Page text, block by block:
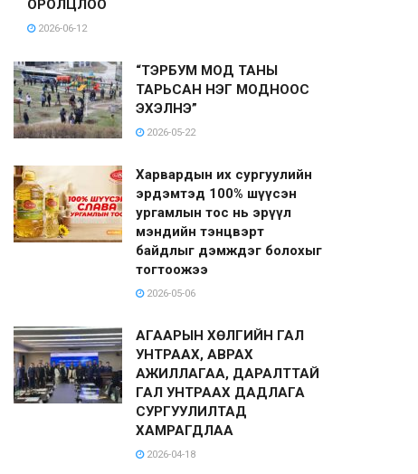
ОРОЛЦЛОО
2026-06-12
“ТЭРБУМ МОД ТАНЫ
ТАРЬСАН НЭГ МОДНООС
ЭХЭЛНЭ”
2026-05-22
Харвардын их сургуулийн
эрдэмтэд 100% шүүсэн
ургамлын тос нь эрүүл
мэндийн тэнцвэрт
байдлыг дэмждэг болохыг
тогтоожээ
2026-05-06
АГААРЫН ХӨЛГИЙН ГАЛ
УНТРААХ, АВРАХ
АЖИЛЛАГАА, ДАРАЛТТАЙ
ГАЛ УНТРААХ ДАДЛАГА
СУРГУУЛИЛТАД
ХАМРАГДЛАА
2026-04-18